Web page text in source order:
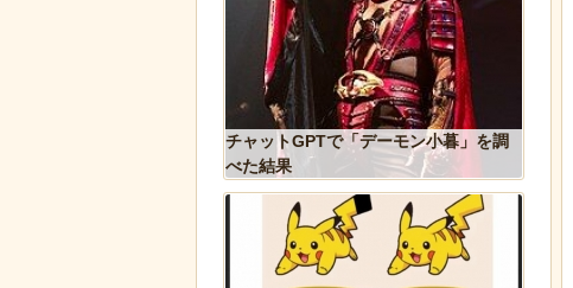
チャットGPTで「デーモン小暮」を調
べた結果